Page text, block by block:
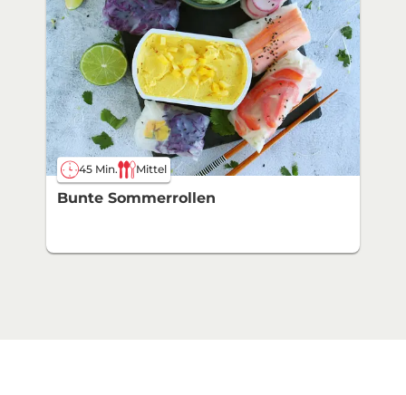
45 Min. Mittel
Bunte Sommerrollen